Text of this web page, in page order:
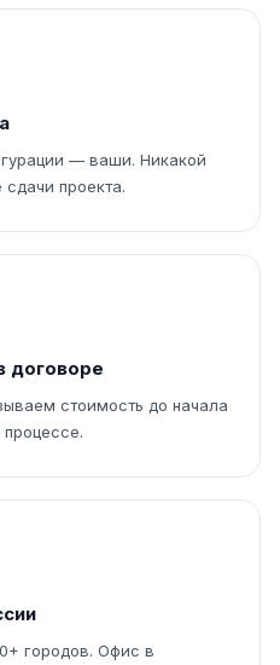
— ваши. Никакой
проекта.
договоре
стоимость до начала
городов. Офис в